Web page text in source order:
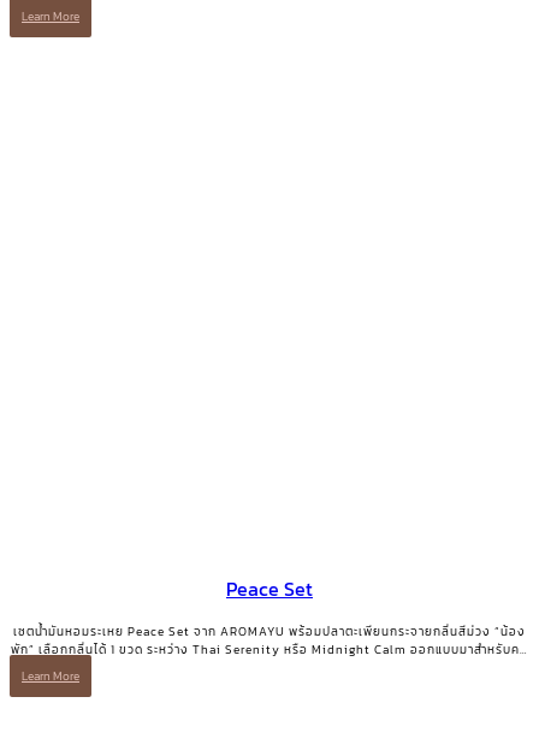
Learn More
Peace Set
เซตน้ำมันหอมระเหย Peace Set จาก AROMAYU พร้อมปลาตะเพียนกระจายกลิ่นสีม่วง “น้อง
พัก” เลือกกลิ่นได้ 1 ขวด ระหว่าง Thai Serenity หรือ Midnight Calm ออกแบบมาสำหรับคน
Learn More